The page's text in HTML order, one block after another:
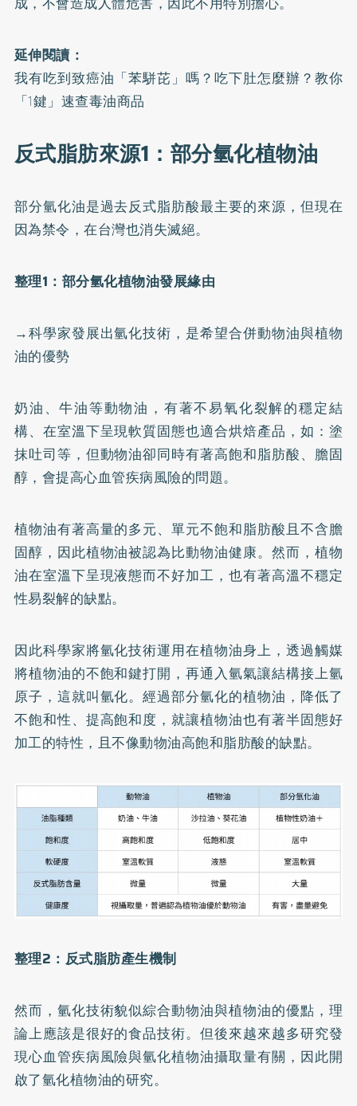
延伸閱讀：
我有吃到致癌油「苯駢芘」嗎？吃下肚怎麼辦？教你
「1鍵」速查毒油商品
反式脂肪來源1：部分氫化植物油
部分氫化油是過去反式脂肪酸最主要的來源，但現在
因為禁令，在台灣也消失滅絕。
整理1：部分氫化植物油發展緣由
→科學家發展出氫化技術，是希望合併動物油與植物
油的優勢
奶油、牛油等動物油，有著不易氧化裂解的穩定結
構、在室溫下呈現軟質固態也適合烘焙產品，如：塗
抹吐司等，但動物油卻同時有著高飽和脂肪酸、膽固
醇，會提高心血管疾病風險的問題。
植物油有著高量的多元、單元不飽和脂肪酸且不含膽
固醇，因此植物油被認為比動物油健康。然而，植物
油在室溫下呈現液態而不好加工，也有著高溫不穩定
性易裂解的缺點。
因此科學家將氫化技術運用在植物油身上，透過觸媒
將植物油的不飽和鍵打開，再通入氫氣讓結構接上氫
原子，這就叫氫化。經過部分氫化的植物油，降低了
不飽和性、提高飽和度，就讓植物油也有著半固態好
加工的特性，且不像動物油高飽和脂肪酸的缺點。
整理2：反式脂肪產生機制
然而，氫化技術貌似綜合動物油與植物油的優點，理
論上應該是很好的食品技術。但後來越來越多研究發
現心血管疾病風險與氫化植物油攝取量有關，因此開
啟了氫化植物油的研究。